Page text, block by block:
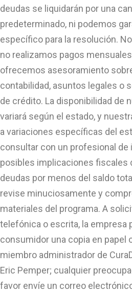
deudas se liquidarán por una
predeterminado, ni podemos
específico para la resolución.
no realizamos pagos
ofrecemos asesoramiento
contabilidad, asuntos legales o
de crédito. La disponibilidad de
variará según el estado, y
a variaciones específicas del
consultar con un profesional
posibles implicaciones fiscales
deudas por menos del saldo
revise minuciosamente y
materiales del programa. A
telefónica o escrita, la empresa
consumidor una copia en papel
miembro administrador de
Eric Pemper; cualquier
favor envíe un correo